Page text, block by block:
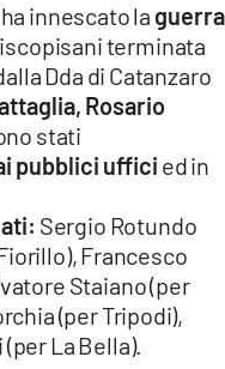
innescato la guerra
terminata
Dda di Catanzaro
Rosario
stati
pubblici uffici ed in
Sergio Rotundo
Francesco
Staiano (per
(per Tripodi),
La Bella).